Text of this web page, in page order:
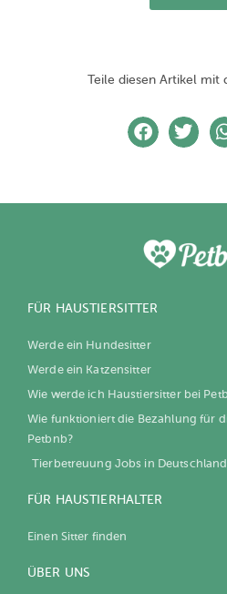
Teile diesen Artikel mit
FÜR HAUSTIERSITTER
Werde ein Hundesitter
Werde ein Katzensitter
Wie werde ich Haustiersitter bei
Wie funktioniert die Bezahlung für
Petbnb?
Tierbetreuung Jobs in Deutschland
FÜR HAUSTIERHALTER
Einen Sitter finden
ÜBER UNS